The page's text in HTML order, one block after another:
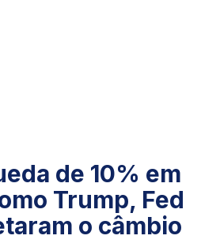
de 10% em
Trump, Fed
o câmbio